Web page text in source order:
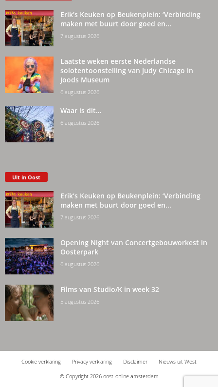
Erik’s Keuken op Beukenplein: ‘Verbinding
maken met buurt door goed en...
7 augustus 2026
Laatste weken eerste Nederlandse
solotentoonstelling van Judy Chicago in
Joods Museum
6 augustus 2026
Waar is dit…
6 augustus 2026
Uit in Oost
Erik’s Keuken op Beukenplein: ‘Verbinding
maken met buurt door goed en...
7 augustus 2026
Opening Night van Concertgebouworkest in
Oosterpark
6 augustus 2026
Films van Studio/K in week 32
5 augustus 2026
Cookie verklaring Privacy verklaring Disclaimer
Nieuws uit West
© Copyright 2026 oost-online.amsterdam